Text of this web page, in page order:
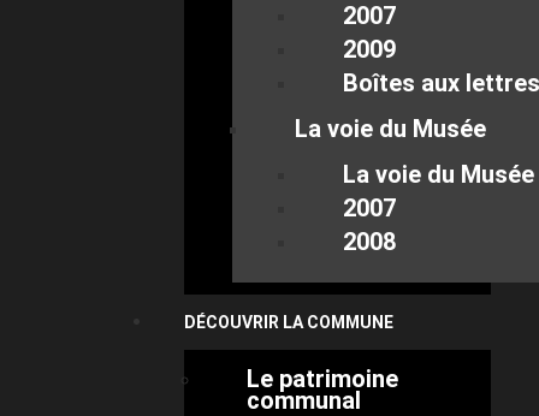
2007
2009
Boîtes aux lettres
La voie du Musée
La voie du Musée
2007
2008
DÉCOUVRIR LA COMMUNE
Le patrimoine
communal